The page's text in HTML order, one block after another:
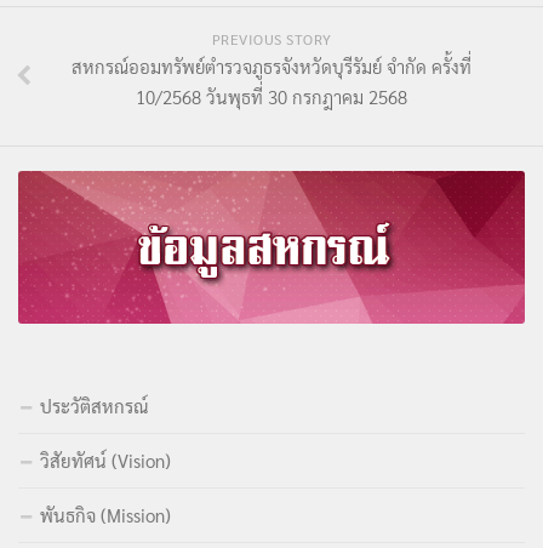
PREVIOUS STORY
สหกรณ์ออมทรัพย์ตำรวจภูธรจังหวัดบุรีรัมย์ จำกัด ครั้งที่
10/2568 วันพุธที่ 30 กรกฎาคม 2568
ประวัติสหกรณ์
วิสัยทัศน์ (Vision)
พันธกิจ (Mission)